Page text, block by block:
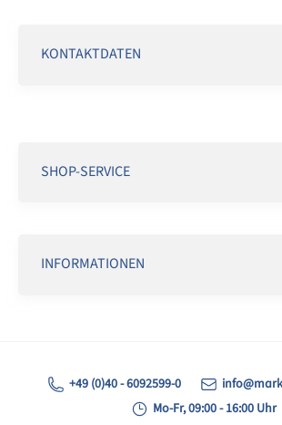
KONTAKTDATEN
SHOP-SERVICE
INFORMATIONEN
+49 (0)40 - 6092599-0
Mo-Fr, 09:00 - 16:00 Uhr